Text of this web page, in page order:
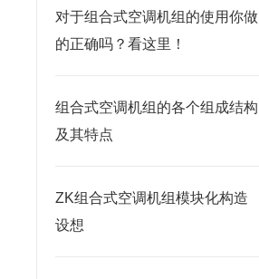
对于组合式空调机组的使用你做
的正确吗？看这里！
组合式空调机组的各个组成结构
及其特点
ZK组合式空调机组模块化构造
设想